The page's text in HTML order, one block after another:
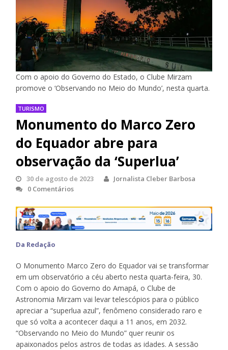
Com o apoio do Governo do Estado, o Clube Mirzam
promove o ‘Observando no Meio do Mundo’, nesta quarta.
TURISMO
Monumento do Marco Zero
do Equador abre para
observação da ‘Superlua’
30 de agosto de 2023
Jornalista Cleber Barbosa
0 Comentários
Da Redação
O Monumento Marco Zero do Equador vai se transformar
em um observatório a céu aberto nesta quarta-feira, 30.
Com o apoio do Governo do Amapá, o Clube de
Astronomia Mirzam vai levar telescópios para o público
apreciar a “superlua azul”, fenômeno considerado raro e
que só volta a acontecer daqui a 11 anos, em 2032.
“Observando no Meio do Mundo” quer reunir os
apaixonados pelos astros de todas as idades. A sessão